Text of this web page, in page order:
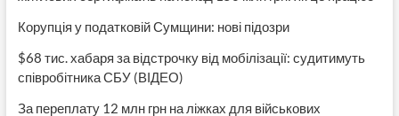
Корупція у податковій Сумщини: нові підозри
$68 тис. хабаря за відстрочку від мобілізації: судитимуть
співробітника СБУ (ВІДЕО)
За переплату 12 млн грн на ліжках для військових